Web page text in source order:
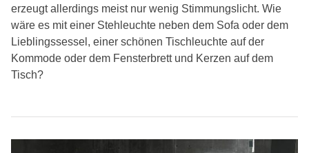
erzeugt allerdings meist nur wenig Stimmungslicht. Wie
wäre es mit einer Stehleuchte neben dem Sofa oder dem
Lieblingssessel, einer schönen Tischleuchte auf der
Kommode oder dem Fensterbrett und Kerzen auf dem
Tisch?